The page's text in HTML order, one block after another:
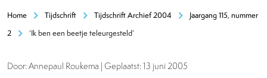
Home chevron_right Tijdschrift chevron_right Tijdschrift Archief 2004 chevron_right
Jaargang 115, nummer
2
chevron_right ‘Ik ben een beetje teleurgesteld’
Door: Annepaul Roukema | Geplaatst: 13 juni 2005